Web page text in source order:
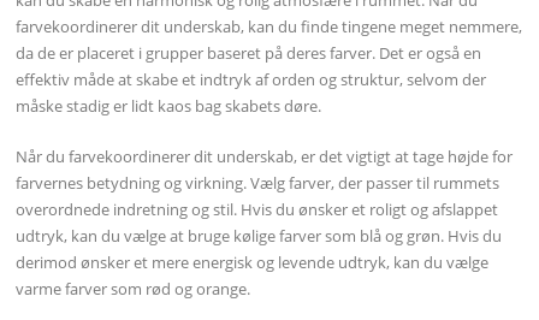
farvekoordinerer dit underskab, kan du finde tingene meget nemmere,
da de er placeret i grupper baseret på deres farver. Det er også en
effektiv måde at skabe et indtryk af orden og struktur, selvom der
måske stadig er lidt kaos bag skabets døre.
Når du farvekoordinerer dit underskab, er det vigtigt at tage højde for
farvernes betydning og virkning. Vælg farver, der passer til rummets
overordnede indretning og stil. Hvis du ønsker et roligt og afslappet
udtryk, kan du vælge at bruge kølige farver som blå og grøn. Hvis du
derimod ønsker et mere energisk og levende udtryk, kan du vælge
varme farver som rød og orange.